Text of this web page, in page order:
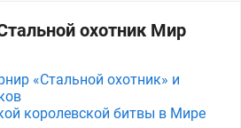
охотник Мир
«Стальной охотник» и
королевской битвы в Мире